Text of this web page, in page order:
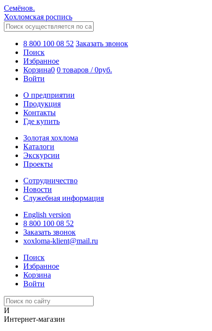
Семёнов.
Хохломская роспись
8 800 100 08 52 Заказать звонок
Поиск
Избранное
Корзина0 0 товаров /0руб.
Войти
О предприятии
Продукция
Контакты
Где купить
Золотая хохлома
Каталоги
Экскурсии
Проекты
Сотрудничество
Новости
Служебная информация
English version
8 800 100 08 52
Заказать звонок
xoxloma-klient@mail.ru
Поиск
Избранное
Корзина
Войти
И
Интернет-магазин